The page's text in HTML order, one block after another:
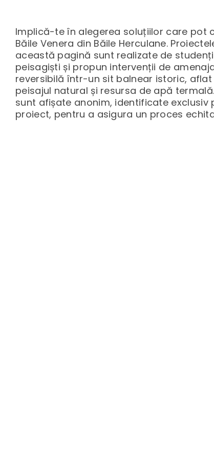
Implică-te în alegerea soluțiilor care pot
Băile Venera din Băile Herculane.
această pagină sunt realizate de
peisagiști și propun intervenții de
reversibilă într-un sit balnear istoric,
peisajul natural și resursa de apă
sunt afișate anonim, identificate exclusiv
proiect, pentru a asigura un proces